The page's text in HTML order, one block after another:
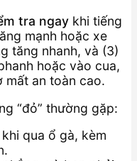
tra ngay khi tiếng
mạnh hoặc xe
tăng nhanh, và (3)
hoặc vào cua,
mất an toàn cao.
“đỏ” thường gặp:
khi qua ổ gà, kèm